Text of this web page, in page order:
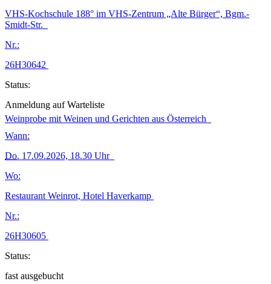
VHS-Kochschule 188° im VHS-Zentrum „Alte Bürger“, Bgm.-
Smidt-Str.
Nr.:
26H30642
Status:
Anmeldung auf Warteliste
Weinprobe mit Weinen und Gerichten aus Österreich
Wann:
Do. 17.09.2026, 18.30 Uhr
Wo:
Restaurant Weinrot, Hotel Haverkamp
Nr.:
26H30605
Status:
fast ausgebucht